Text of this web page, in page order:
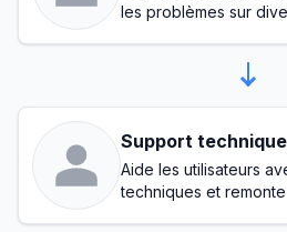
les problèmes sur
Support technique
Aide les utilisateurs
techniques et